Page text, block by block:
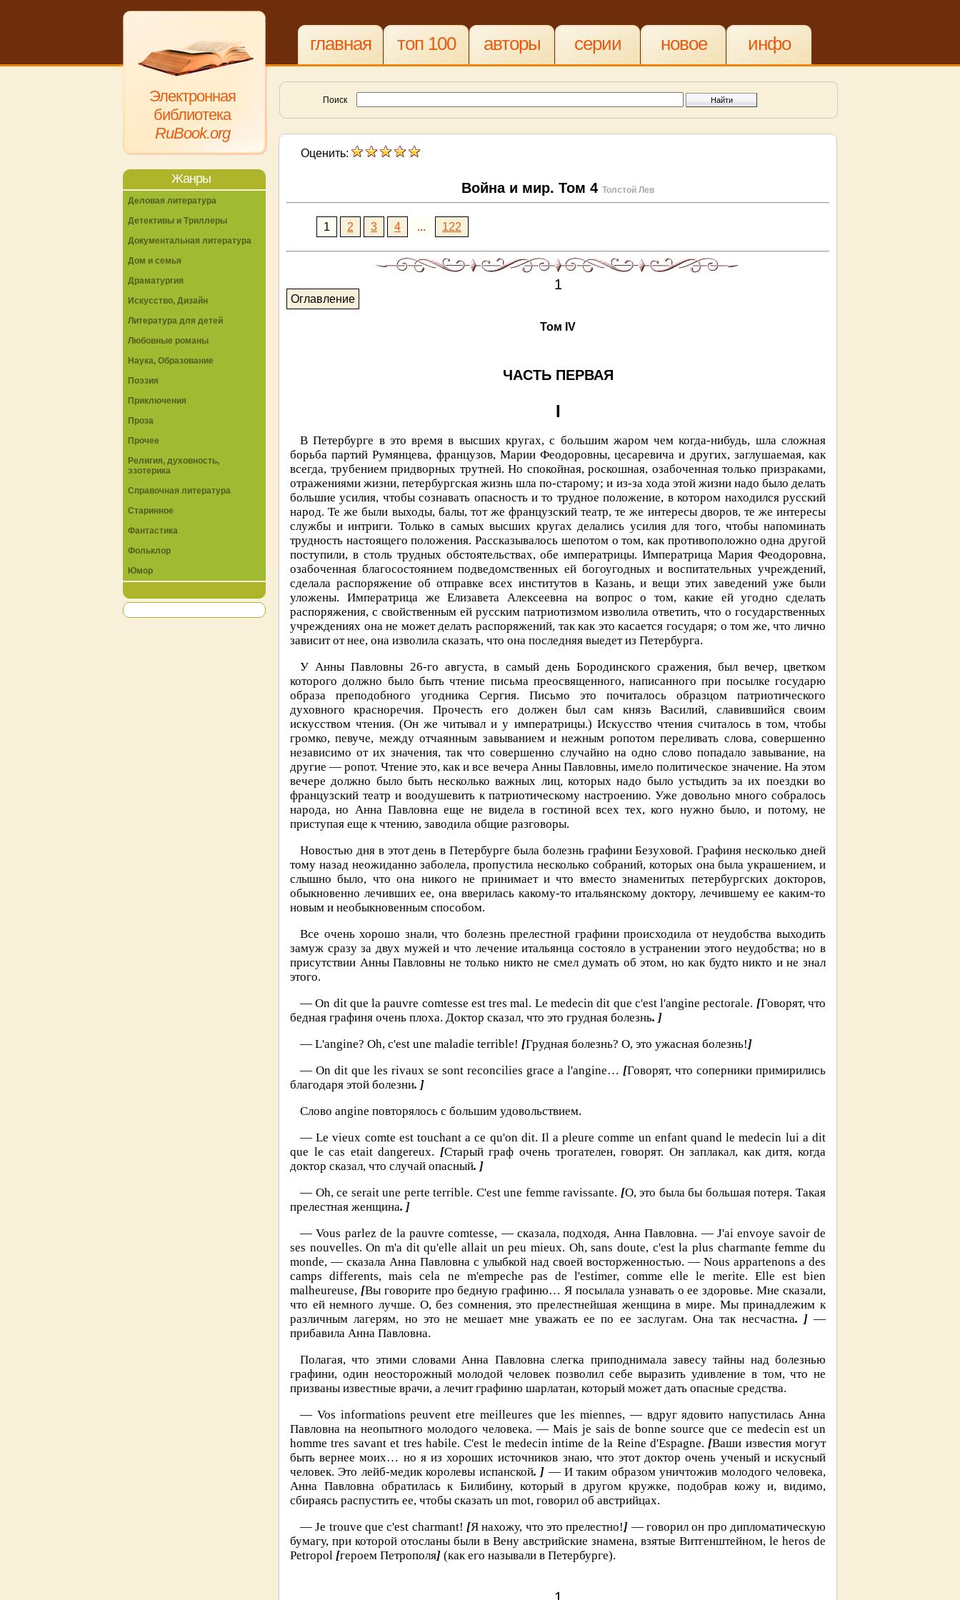
Электронная
библиотека
RuBook.org
главная топ 100 авторы серии новое инфо
Поиск
Оценить:
Война и мир. Том 4 Толстой Лев
1 2 3 4 ... 122
1
Оглавление
Том IV
ЧАСТЬ ПЕРВАЯ
I
В Петербурге в это время в высших кругах, с большим жаром чем когда-нибудь, шла сложная
борьба партий Румянцева, французов, Марии Феодоровны, цесаревича и других, заглушаемая, как
всегда, трубением придворных трутней. Но спокойная, роскошная, озабоченная только призраками,
отражениями жизни, петербургская жизнь шла по-старому; и из-за хода этой жизни надо было делать
большие усилия, чтобы сознавать опасность и то трудное положение, в котором находился русский
народ. Те же были выходы, балы, тот же французский театр, те же интересы дворов, те же интересы
службы и интриги. Только в самых высших кругах делались усилия для того, чтобы напоминать
трудность настоящего положения. Рассказывалось шепотом о том, как противоположно одна другой
поступили, в столь трудных обстоятельствах, обе императрицы. Императрица Мария Феодоровна,
озабоченная благосостоянием подведомственных ей богоугодных и воспитательных учреждений,
сделала распоряжение об отправке всех институтов в Казань, и вещи этих заведений уже были
уложены. Императрица же Елизавета Алексеевна на вопрос о том, какие ей угодно сделать
распоряжения, с свойственным ей русским патриотизмом изволила ответить, что о государственных
учреждениях она не может делать распоряжений, так как это касается государя; о том же, что лично
зависит от нее, она изволила сказать, что она последняя выедет из Петербурга.
У Анны Павловны 26-го августа, в самый день Бородинского сражения, был вечер, цветком
которого должно было быть чтение письма преосвященного, написанного при посылке государю
образа преподобного угодника Сергия. Письмо это почиталось образцом патриотического
духовного красноречия. Прочесть его должен был сам князь Василий, славившийся своим
искусством чтения. (Он же читывал и у императрицы.) Искусство чтения считалось в том, чтобы
громко, певуче, между отчаянным завыванием и нежным ропотом переливать слова, совершенно
независимо от их значения, так что совершенно случайно на одно слово попадало завывание, на
другие — ропот. Чтение это, как и все вечера Анны Павловны, имело политическое значение. На этом
вечере должно было быть несколько важных лиц, которых надо было устыдить за их поездки во
французский театр и воодушевить к патриотическому настроению. Уже довольно много собралось
народа, но Анна Павловна еще не видела в гостиной всех тех, кого нужно было, и потому, не
приступая еще к чтению, заводила общие разговоры.
Новостью дня в этот день в Петербурге была болезнь графини Безуховой. Графиня несколько дней
тому назад неожиданно заболела, пропустила несколько собраний, которых она была украшением, и
слышно было, что она никого не принимает и что вместо знаменитых петербургских докторов,
обыкновенно лечивших ее, она вверилась какому-то итальянскому доктору, лечившему ее каким-то
новым и необыкновенным способом.
Все очень хорошо знали, что болезнь прелестной графини происходила от неудобства выходить
замуж сразу за двух мужей и что лечение итальянца состояло в устранении этого неудобства; но в
присутствии Анны Павловны не только никто не смел думать об этом, но как будто никто и не знал
этого.
— On dit que la pauvre comtesse est tres mal. Le medecin dit que c'est l'angine pectorale. [Говорят, что
бедная графиня очень плоха. Доктор сказал, что это грудная болезнь. ]
— L'angine? Oh, c'est une maladie terrible! [Грудная болезнь? О, это ужасная болезнь!]
— On dit que les rivaux se sont reconcilies grace a l'angine… [Говорят, что соперники примирились
благодаря этой болезни. ]
Слово angine повторялось с большим удовольствием.
— Le vieux comte est touchant a ce qu'on dit. Il a pleure comme un enfant quand le medecin lui a dit
que le cas etait dangereux. [Старый граф очень трогателен, говорят. Он заплакал, как дитя, когда
доктор сказал, что случай опасный. ]
— Oh, ce serait une perte terrible. C'est une femme ravissante. [О, это была бы большая потеря. Такая
прелестная женщина. ]
— Vous parlez de la pauvre comtesse, — сказала, подходя, Анна Павловна. — J'ai envoye savoir de
ses nouvelles. On m'a dit qu'elle allait un peu mieux. Oh, sans doute, c'est la plus charmante femme du
monde, — сказала Анна Павловна с улыбкой над своей восторженностью. — Nous appartenons a des
camps differents, mais cela ne m'empeche pas de l'estimer, comme elle le merite. Elle est bien
malheureuse, [Вы говорите про бедную графиню… Я посылала узнавать о ее здоровье. Мне сказали,
что ей немного лучше. О, без сомнения, это прелестнейшая женщина в мире. Мы принадлежим к
различным лагерям, но это не мешает мне уважать ее по ее заслугам. Она так несчастна. ]—
прибавила Анна Павловна.
Полагая, что этими словами Анна Павловна слегка приподнимала завесу тайны над болезнью
графини, один неосторожный молодой человек позволил себе выразить удивление в том, что не
призваны известные врачи, а лечит графиню шарлатан, который может дать опасные средства.
— Vos informations peuvent etre meilleures que les miennes, — вдруг ядовито напустилась Анна
Павловна на неопытного молодого человека. — Mais je sais de bonne source que ce medecin est un
homme tres savant et tres habile. C'est le medecin intime de la Reine d'Espagne. [Ваши известия могут
быть вернее моих… но я из хороших источников знаю, что этот доктор очень ученый и искусный
человек. Это лейб-медик королевы испанской. ] — И таким образом уничтожив молодого человека,
Анна Павловна обратилась к Билибину, который в другом кружке, подобрав кожу и, видимо,
сбираясь распустить ее, чтобы сказать un mot, говорил об австрийцах.
— Je trouve que c'est charmant! [Я нахожу, что это прелестно!] — говорил он про дипломатическую
бумагу, при которой отосланы были в Вену австрийские знамена, взятые Витгенштейном, le heros de
Petropol [героем Петрополя] (как его называли в Петербурге).
1
Жанры
Деловая литература
Детективы и Триллеры
Документальная литература
Дом и семья
Драматургия
Искусство, Дизайн
Литература для детей
Любовные романы
Наука, Образование
Поэзия
Приключения
Проза
Прочее
Религия, духовность,
эзотерика
Справочная литература
Старинное
Фантастика
Фольклор
Юмор